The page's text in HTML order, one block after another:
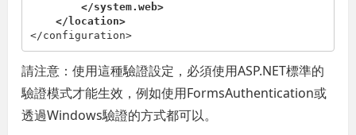
</system.web>
</ location>
</configuration>
請注意：使用這種驗證設定，必須使用ASP.NET標準的
驗證模式才能生效，例如使用FormsAuthentication或
透過Windows驗證的方式都可以。